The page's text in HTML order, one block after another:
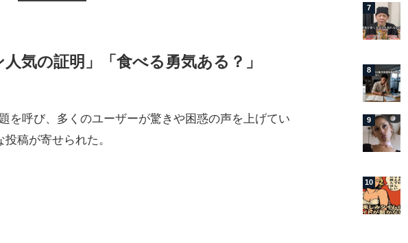
気の証明」「食べる勇気ある？」
を呼び、多くのユーザーが驚きや困惑の声を上げてい
稿が寄せられた。
7
8
9
10